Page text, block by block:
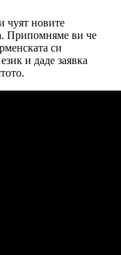
чуят новите
Припомняме ви че
си
и даде заявка